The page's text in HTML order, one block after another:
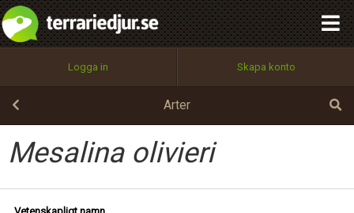
Logga in Skapa konto
Arter
Mesalina olivieri
Utför
100%
OK
integritetspolicy
Namn:
Epost:
Begär nytt lösenord
Tillbaka till förstasidan